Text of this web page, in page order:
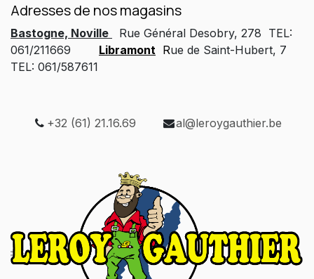
Adresses de nos magasins
Bastogne, Noville
Rue Général Desobry, 278 TEL:
061/211669
Libramont Rue de Saint-Hubert, 7
TEL: 061/587611
+32 (61) 21.16.69 al@leroygauthier.be